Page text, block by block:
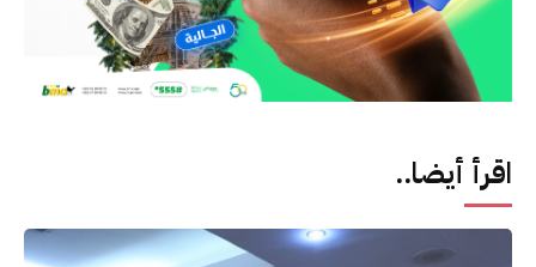
اقرأ أيضا..